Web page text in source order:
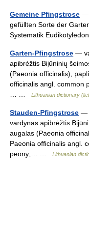
Gemeine Pfingstrose —
gefüllten Sorte der
Systematik
Garten-Pfingstrose —
apibrėžtis Bijūninių
(Paeonia officinalis),
officinalis angl. common
Lithuanian dictionary
Stauden-Pfingstrose —
vardynas apibrėžtis
augalas (Paeonia
Paeonia officinalis angl.
peony;… …
Lithuanian